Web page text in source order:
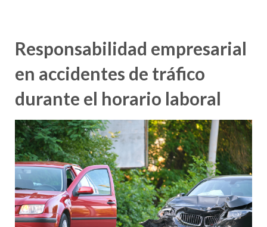
Responsabilidad empresarial
en accidentes de tráfico
durante el horario laboral